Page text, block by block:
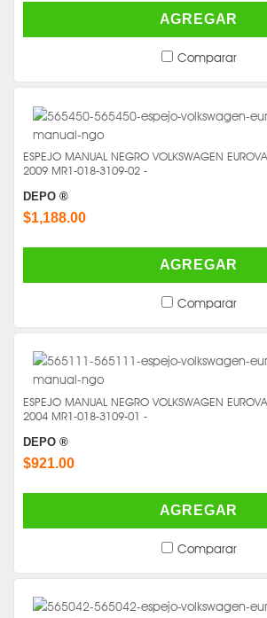
AGREGAR
Comparar
ESPEJO MANUAL NEGRO VOLKSWAGEN
2009 MR1-018-3109-02 -
DEPO ®
$1,188.00
AGREGAR
Comparar
ESPEJO MANUAL NEGRO VOLKSWAGEN
2004 MR1-018-3109-01 -
DEPO ®
$921.00
AGREGAR
Comparar